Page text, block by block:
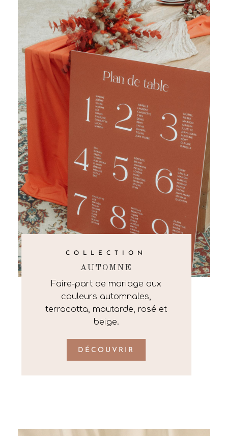
COLLECTION
AUTOMNE
Faire-part de mariage aux
couleurs automnales,
terracotta, moutarde, rosé et
beige.
DÉCOUVRIR